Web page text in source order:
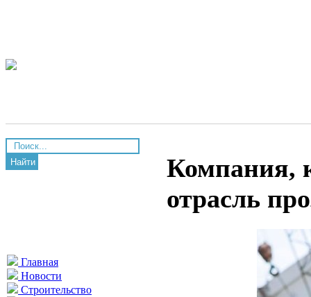
Найти
Главная
Новости
Строительство
Компания,
отрасль